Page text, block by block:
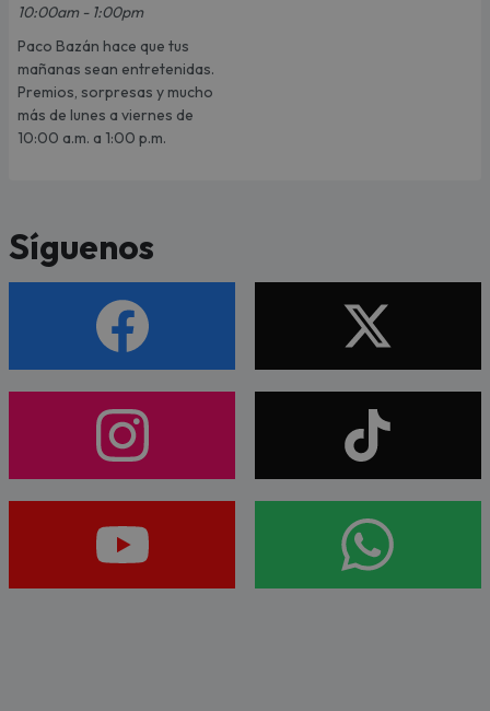
10:00am - 1:00pm
Paco Bazán hace que tus
mañanas sean entretenidas.
Premios, sorpresas y mucho
más de lunes a viernes de
10:00 a.m. a 1:00 p.m.
Síguenos